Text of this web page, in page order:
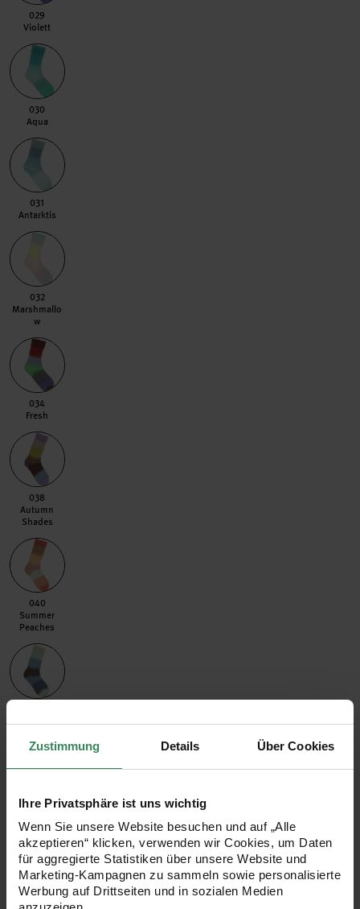
Zustimmung Details Über Cookies
Ihre Privatsphäre ist uns wichtig
Wenn Sie unsere Website besuchen und auf „Alle
akzeptieren“ klicken, verwenden wir Cookies, um Daten
für aggregierte Statistiken über unsere Website und
Marketing-Kampagnen zu sammeln sowie personalisierte
Werbung auf Drittseiten und in sozialen Medien
029 Violett
029
Violett
030 Aqua
030
Aqua
031 Antarktis
031
Antarktis
032 Marshmallow
032
Marshmallo
w
034 Fresh
034
Fresh
038 Autumn Shades
038
Autumn
Shades
040 Summer Peaches
040
Summer
Peaches
035 Bay Blues
Bay Blues
Farbe
Artikeldetails
Farbe 2